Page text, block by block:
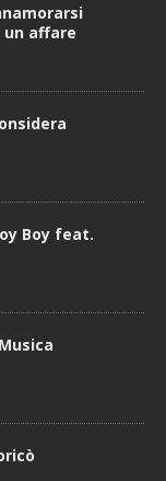
affare
Boy feat.